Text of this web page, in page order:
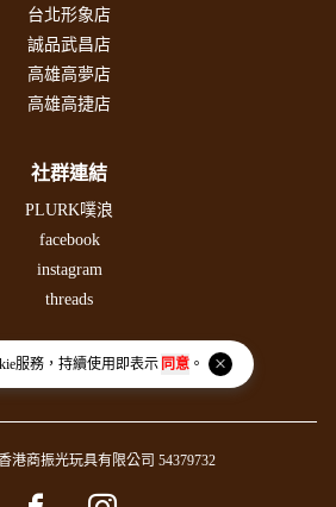
服務，持續使用即表示 同意。
台北形象店
誠品武昌店
高雄高夢店
高雄高捷店
社群連結
PLURK噗浪
facebook
instagram
threads
港商振光玩具有限公司 54379732
Facebook pageInstagram page